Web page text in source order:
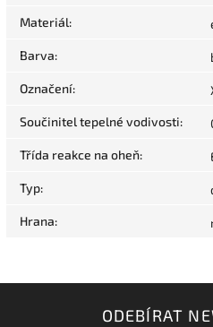
Materiál:
Barva:
Označení:
Součinitel tepelné vodivosti:
Třída reakce na oheň:
Typ:
Hrana:
ODEBÍRAT